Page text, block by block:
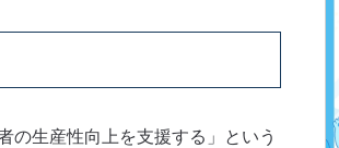
の生産性向上を支援する」という